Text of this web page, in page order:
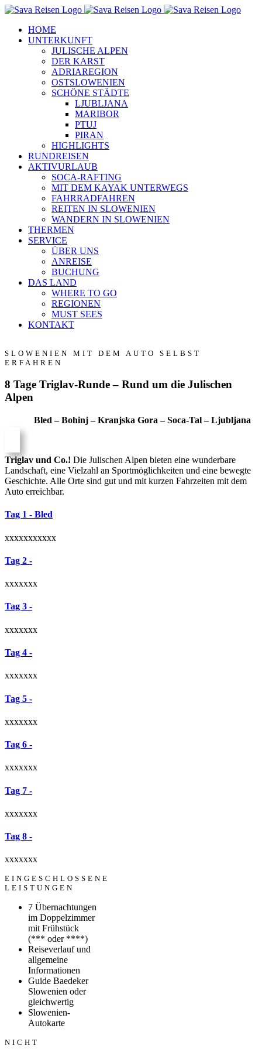
Zum
springenHOME
UNTERKUNFT
JULISCHE ALPEN
DER KARST
ADRIAREGION
OSTSLOWENIEN
SCHÖNE STÄDTE
LJUBLJANA
MARIBOR
PTUJ
PIRAN
HIGHLIGHTS
RUNDREISEN
AKTIVURLAUB
SOCA-RAFTING
MIT DEM KAYAK UNTERWEGS
FAHRRADFAHREN
REITEN IN SLOWENIEN
WANDERN IN SLOWENIEN
THERMEN
SERVICE
ÜBER UNS
ANREISE
BUCHUNG
DAS LAND
WHERE TO GO
REGIONEN
MUST SEES
KONTAKT
SLOWENIEN MIT DEM AUTO SELBST
ERFAHREN
8 Tage Triglav-Runde – Rund um die Julischen
Alpen
Bled – Bohinj – Kranjska Gora – Soca-Tal – Ljubljana
Triglav und Co.! Die Julischen Alpen bieten eine wunderbare
Landschaft, eine Vielzahl an Sportmöglichkeiten und eine bewegte
Geschichte. Alle Orte sind gut und mit kurzen Fahrzeiten mit dem
Auto erreichbar.
Tag 1 - Bled
xxxxxxxxxxx
Tag 2 -
xxxxxxx
Tag 3 -
xxxxxxx
Tag 4 -
xxxxxxx
Tag 5 -
xxxxxxx
Tag 6 -
xxxxxxx
Tag 7 -
xxxxxxx
Tag 8 -
xxxxxxx
EINGESCHLOSSENE
LEISTUNGEN
7 Übernachtungen
im Doppelzimmer
mit Frühstück
(*** oder ****)
Reiseverlauf und
allgemeine
Informationen
Guide Baedeker
Slowenien oder
gleichwertig
Slowenien-
Autokarte
NICHT